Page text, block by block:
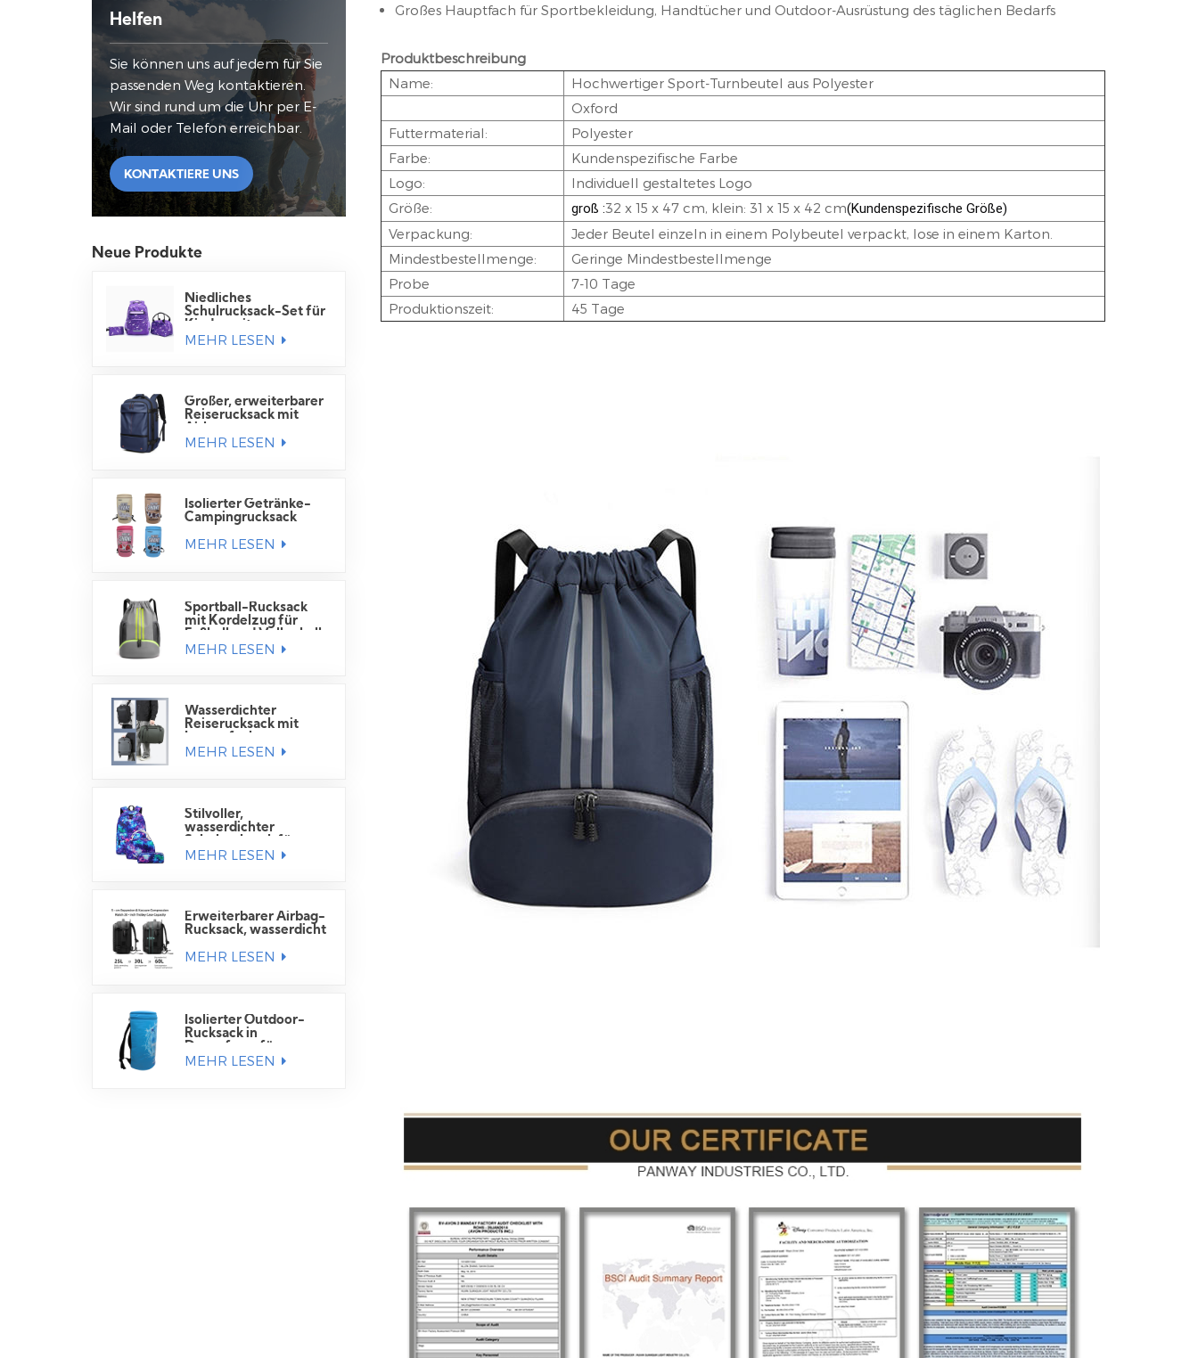
Helfen
Sie können uns auf jedem für Sie
passenden Weg kontaktieren.
Wir sind rund um die Uhr per E-
Mail oder Telefon erreichbar.
KONTAKTIERE UNS
Neue Produkte
Niedliches
Schulrucksack-Set für
Lunchtasche
MEHR LESEN
Großer, erweiterbarer
Reiserucksack mit
MEHR LESEN
Isolierter Getränke-
Campingrucksack
MEHR LESEN
Sportball-Rucksack
mit Kordelzug für
MEHR LESEN
Wasserdichter
Reiserucksack mit
MEHR LESEN
Stilvoller,
wasserdichter
Schüler
MEHR LESEN
Erweiterbarer Airbag-
Rucksack, wasserdicht
MEHR LESEN
Isolierter Outdoor-
Rucksack in
Getränkedosen
MEHR LESEN
Großes Hauptfach für Sportbekleidung, Handtücher und Outdoor-Ausrüstung des täglichen Bedarfs
Produktbeschreibung
Name:
Hochwertiger Sport-Turnbeutel aus Polyester
Oxford
Futtermaterial:
Polyester
Farbe:
Kundenspezifische Farbe
Logo:
Individuell gestaltetes Logo
Größe:
groß :32 x 15 x 47 cm, klein: 31 x 15 x 42 cm(Kundenspezifische Größe)
Verpackung:
Jeder Beutel einzeln in einem Polybeutel verpackt, lose in einem Karton.
Mindestbestellmenge:
Geringe Mindestbestellmenge
Probe
7-10 Tage
Produktionszeit:
45 Tage